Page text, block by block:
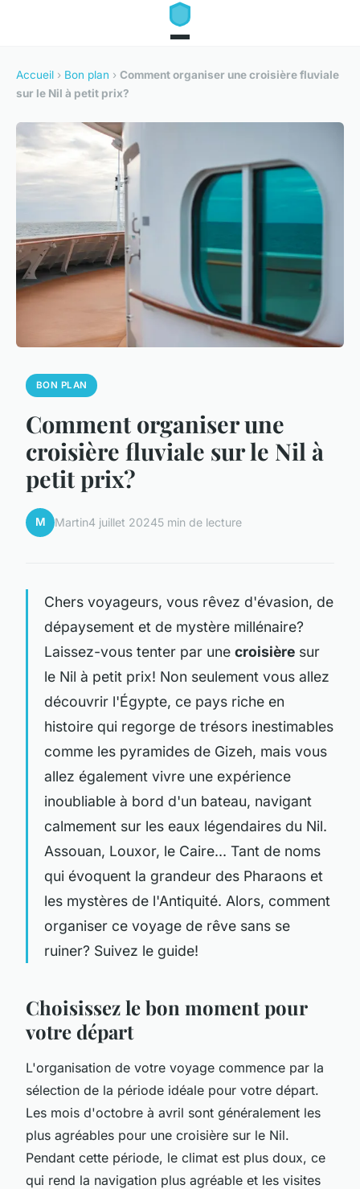
Accueil › Bon plan › Comment organiser une croisière fluviale
sur le Nil à petit prix?
BON PLAN
Comment organiser une
croisière fluviale sur le Nil à
petit prix?
M Martin4 juillet 20245 min de lecture
Chers voyageurs, vous rêvez d'évasion, de
dépaysement et de mystère millénaire?
Laissez-vous tenter par une croisière sur
le Nil à petit prix! Non seulement vous allez
découvrir l'Égypte, ce pays riche en
histoire qui regorge de trésors inestimables
comme les pyramides de Gizeh, mais vous
allez également vivre une expérience
inoubliable à bord d'un bateau, navigant
calmement sur les eaux légendaires du Nil.
Assouan, Louxor, le Caire... Tant de noms
qui évoquent la grandeur des Pharaons et
les mystères de l'Antiquité. Alors, comment
organiser ce voyage de rêve sans se
ruiner? Suivez le guide!
Choisissez le bon moment pour
votre départ
L'organisation de votre voyage commence par la
sélection de la période idéale pour votre départ.
Les mois d'octobre à avril sont généralement les
plus agréables pour une croisière sur le Nil.
Pendant cette période, le climat est plus doux, ce
qui rend la navigation plus agréable et les visites